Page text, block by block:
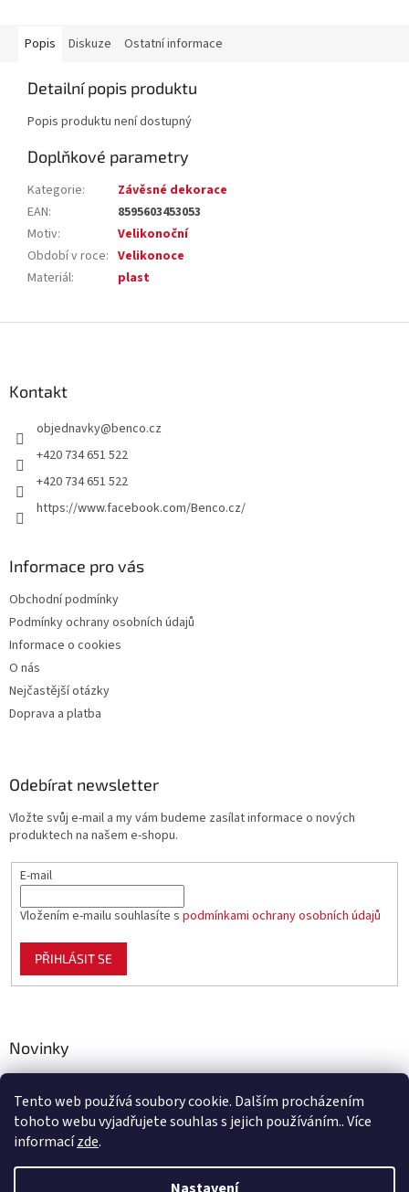
Tento web používá soubory cookie. Dalším procházením
tohoto webu vyjadřujete souhlas s jejich používáním.. Více
informacízde.
Popis Diskuze Ostatní informace
Detailní popis produktu
Popis produktu není dostupný
Doplňkové parametry
Kategorie:
Závěsné dekorace
EAN:
8595603453053
Motiv:
Velikonoční
Období v roce: Velikonoce
Materiál: plast
Kontakt
objednavky@benco.cz
+420 734 651 522
+420 734 651 522
https://www.facebook.com/Benco.cz/
Informace pro vás
Obchodní podmínky
Podmínky ochrany osobních údajů
Informace o cookies
O nás
Nejčastější otázky
Doprava a platba
Odebírat newsletter
Vložte svůj e-mail a my vám budeme zasílat informace o nových
produktech na našem e-shopu.
E-mail
Vložením e-mailu souhlasíte s podmínkami ochrany osobních údajů
PŘIHLÁSIT SE
Novinky
zahradu, chov i domácnost